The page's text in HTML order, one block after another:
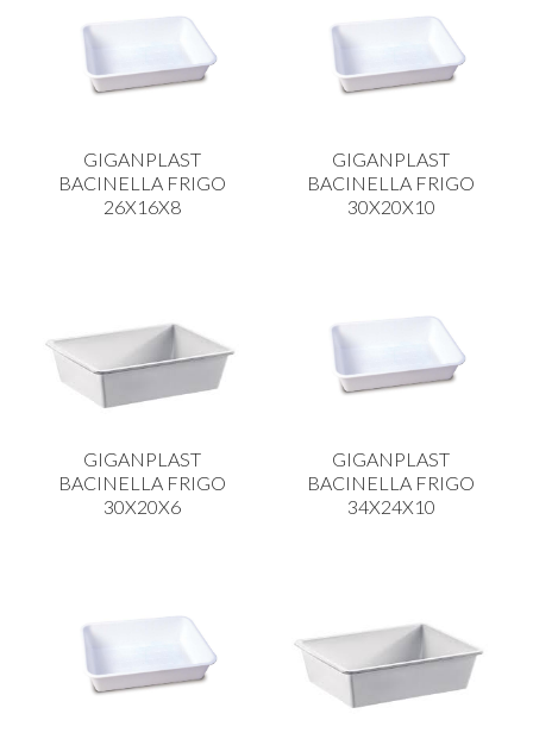
FONDUES E PIETRE OLLARI
IL COCCIO
OGGETTISTICA
PICCOLI ELETTRODOMESTICI
PLASTICA IN CUCINA
PULIZIA E IGIENE
SCALE E SGABELLI
TUTTO PER L'OLIO
UTENSILI IN CUCINA
GIGANPLAST
BACINELLA FRIGO
26X16X8
GIGANPLAST
BACINELLA FRIGO
30X20X10
GIGANPLAST
BACINELLA FRIGO
30X20X6
GIGANPLAST
BACINELLA FRIGO
34X24X10